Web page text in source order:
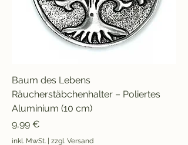
Baum des Lebens
Räucherstäbchenhalter – Poliertes
Aluminium (10 cm)
Preis
9,99 €
inkl. MwSt. | zzgl. Versand